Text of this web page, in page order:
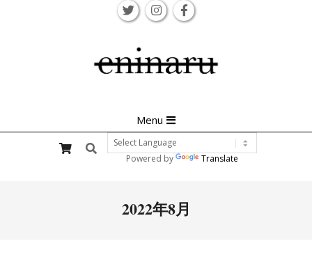
Navigation
Menu
Search
Powered by
Translate
2022年8月